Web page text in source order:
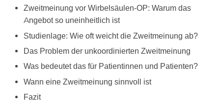
Zweitmeinung vor Wirbelsäulen-OP: Warum das
Angebot so uneinheitlich ist
Studienlage: Wie oft weicht die Zweitmeinung ab?
Das Problem der unkoordinierten Zweitmeinung
Was bedeutet das für Patientinnen und Patienten?
Wann eine Zweitmeinung sinnvoll ist
Fazit